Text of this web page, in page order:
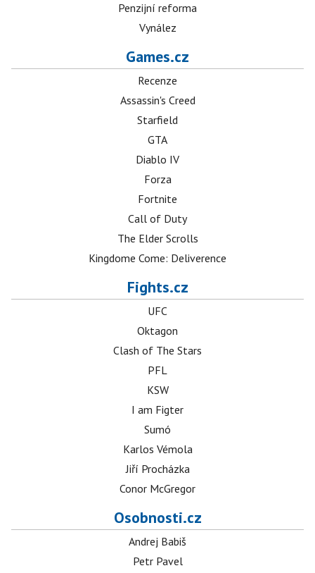
Penzijní reforma
Vynález
Games.cz
Recenze
Assassin's Creed
Starfield
GTA
Diablo IV
Forza
Fortnite
Call of Duty
The Elder Scrolls
Kingdome Come: Deliverence
Fights.cz
UFC
Oktagon
Clash of The Stars
PFL
KSW
I am Figter
Sumó
Karlos Vémola
Jiří Procházka
Conor McGregor
Osobnosti.cz
Andrej Babiš
Petr Pavel